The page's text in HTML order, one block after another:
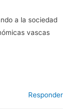
a la sociedad
vascas
Responder